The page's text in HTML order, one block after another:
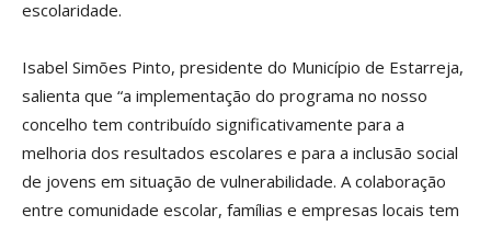
escolaridade.
Isabel Simões Pinto, presidente do Município de Estarreja,
salienta que “a implementação do programa no nosso
concelho tem contribuído significativamente para a
melhoria dos resultados escolares e para a inclusão social
de jovens em situação de vulnerabilidade. A colaboração
entre comunidade escolar, famílias e empresas locais tem